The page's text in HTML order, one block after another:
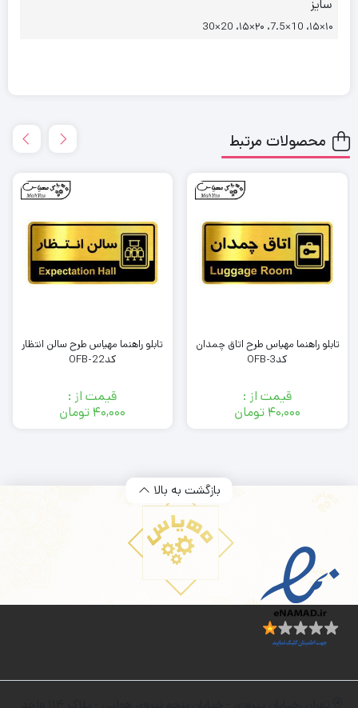
سایز
۱۰×۱۵، 10×7.5، ۲۰×۱۵، 20×30
محصولات مرتبط
تابلو راهنما مهیاس طرح اتاق چمدان
کدOFB-3
قیمت از :
۴۰,۰۰۰ تومان
تابلو راهنما مهیاس طرح سالن انتظار
کدOFB-22
قیمت از :
۴۰,۰۰۰ تومان
بازگشت به بالا